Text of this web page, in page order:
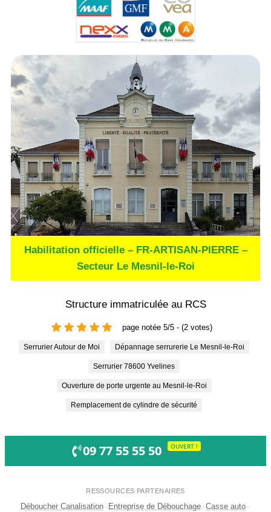
Habilitation officielle – FR-ARTISAN-PIERRE –
Secteur Le Mesnil-le-Roi
Structure immatriculée au RCS
page notée 5/5 - (2 votes)
Serrurier Autour de Moi Dépannage serrurerie Le Mesnil-le-Roi
Serrurier 78600 Yvelines
Ouverture de porte urgente au Mesnil-le-Roi
Remplacement de cylindre de sécurité
09 77 55 55 50 OUVERT !
RESSOURCES PARTENAIRES
Déboucher Canalisation · Entreprise de Débouchage · Casse auto ·